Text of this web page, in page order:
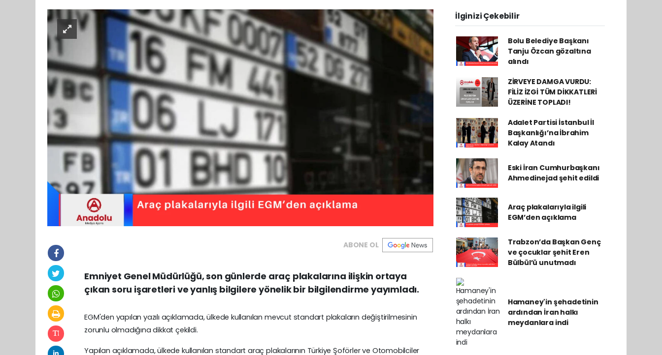
ABONE OL
Emniyet Genel Müdürlüğü, son günlerde araç plakalarına ilişkin ortaya
çıkan soru işaretleri ve yanlış bilgilere yönelik bir bilgilendirme yayımladı.
EGM'den yapılan yazılı açıklamada, ülkede kullanılan mevcut standart plakaların değiştirilmesinin
zorunlu olmadığına dikkat çekildi.
Yapılan açıklamada, ülkede kullanılan standart araç plakalarının Türkiye Şoförler ve Otomobilciler
İlginizi Çekebilir
Bolu Belediye Başkanı
Tanju Özcan gözaltına
alındı
ZİRVEYE DAMGA VURDU:
FİLİZ İZGİ TÜM DİKKATLERİ
ÜZERİNE TOPLADI!
Adalet Partisi İstanbul İl
Başkanlığı’na İbrahim
Kalay Atandı
Eski İran Cumhurbaşkanı
Ahmedinejad şehit edildi
Araç plakalarıyla ilgili
EGM’den açıklama
Trabzon’da Başkan Genç
ve çocuklar şehit Eren
Bülbül’ü unutmadı
Hamaney'in şehadetinin
ardından İran halkı
meydanlara indi